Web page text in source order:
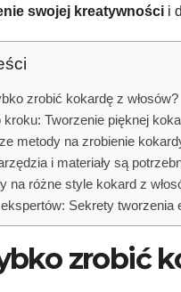
swojej kreatywności i
zrobić kokardę z włosów?
kroku: Tworzenie pięknej
metody na zrobienie
i materiały są
na różne style kokard z
Sekrety tworzenia
zrobić